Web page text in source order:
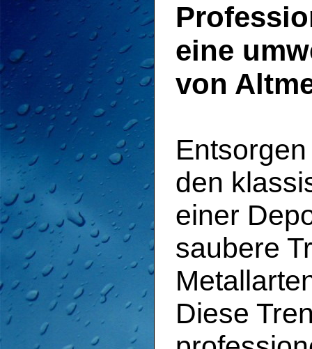
eine
von
den
einer
saubere
Diese